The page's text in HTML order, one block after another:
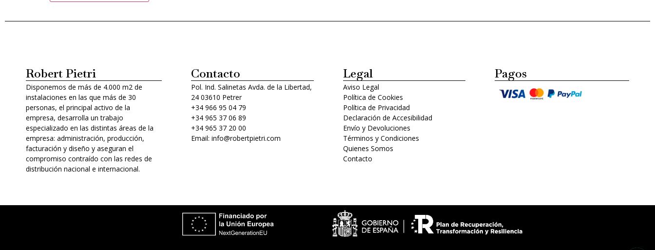
Robert Pietri
Disponemos de más de 4.000 m2 de
instalaciones en las que más de 30
personas, el principal activo de la
empresa, desarrolla un trabajo
especializado en las distintas áreas de la
empresa: administración, producción,
facturación y diseño y aseguran el
compromiso contraído con las redes de
distribución nacional e internacional.
Contacto
Pol. Ind. Salinetas Avda. de la Libertad,
24 03610 Petrer
+34 966 95 04 79
+34 965 37 06 89
+34 965 37 20 00
Email: info@robertpietri.com
Legal
Aviso Legal
Política de Cookies
Política de Privacidad
Declaración de Accesibilidad
Envío y Devoluciones
Términos y Condiciones
Quienes Somos
Contacto
Pagos